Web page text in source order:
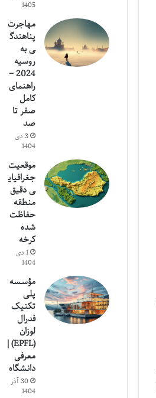
1405
مهاجرت
پناهندگ
ی به
روسیه
2024 –
راهنمای
کامل
صفر تا
صد
3 دی
1404
موقعیت
جغرافیای
ی دقیق
منطقه
حفاظت
شده
کرخه
1 دی
1404
مؤسسه
پلی
تکنیک
فدرال
لوزان
(EPFL) |
معرفی
دانشگاه
30 آذر
1404